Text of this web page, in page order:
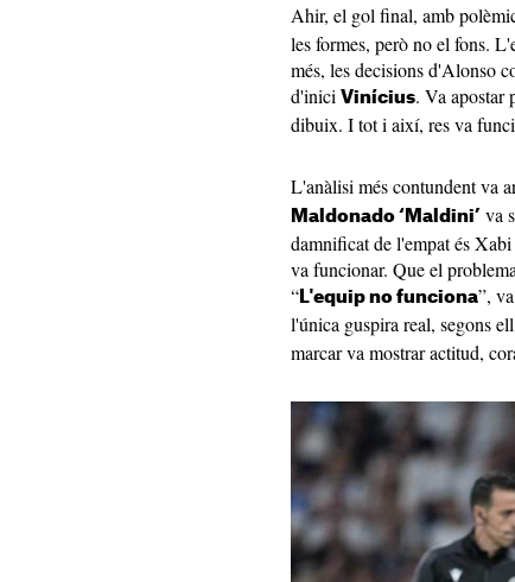
Ahir, el gol final, amb
les formes, però no el fons.
més, les decisions d'Alonso
d'inici Vinícius. Va apostar
dibuix. I tot i així, res va
L'anàlisi més contundent va
Maldonado ‘Maldini’ va
damnificat de l'empat és
va funcionar. Que el
“ L'equip no funciona”,
l'única guspira real, segons
marcar va mostrar actitud,